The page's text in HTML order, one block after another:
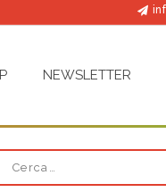
NEWSLETTER